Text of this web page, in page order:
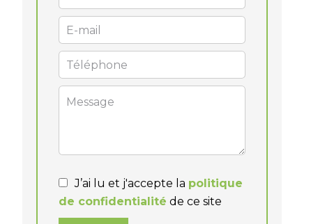
J’ai lu et j'accepte la politique
de confidentialité de ce site